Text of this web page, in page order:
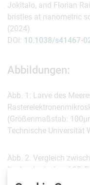
Jokitalo, and Florian
bristles at nanometric
(2024)
DOI: 10.1038/s41467-
Abbildungen:
Abb. 1: Larve des
(Größenmaßstab:
Technische Universität
Abb. 2. Vergleich
"technologischem" 3D-
Studio Amort